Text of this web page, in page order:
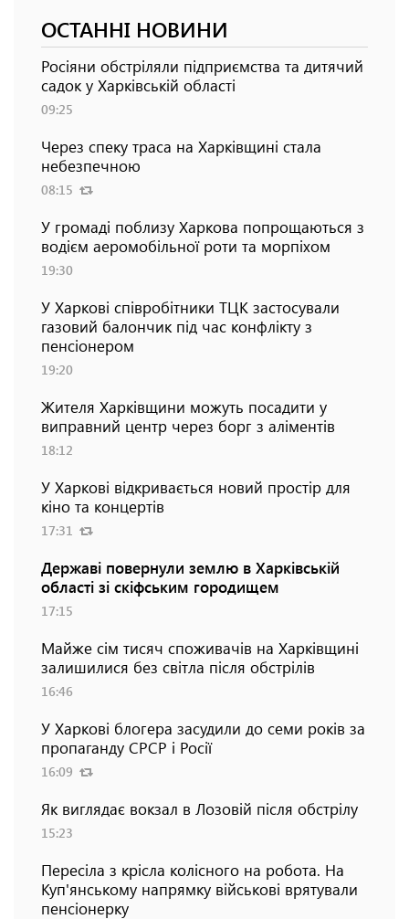
ОСТАННІ НОВИНИ
Росіяни обстріляли підприємства та дитячий
садок у Харківській області
09:25
Через спеку траса на Харківщині стала
небезпечною
08:15
У громаді поблизу Харкова попрощаються з
водієм аеромобільної роти та морпіхом
19:30
У Харкові співробітники ТЦК застосували
газовий балончик під час конфлікту з
пенсіонером
19:20
Жителя Харківщини можуть посадити у
виправний центр через борг з аліментів
18:12
У Харкові відкривається новий простір для
кіно та концертів
17:31
Державі повернули землю в Харківській
області зі скіфським городищем
17:15
Майже сім тисяч споживачів на Харківщині
залишилися без світла після обстрілів
16:46
У Харкові блогера засудили до семи років за
пропаганду СРСР і Росії
16:09
Як виглядає вокзал в Лозовій після обстрілу
15:23
Пересіла з крісла колісного на робота. На
Куп'янському напрямку військові врятували
пенсіонерку